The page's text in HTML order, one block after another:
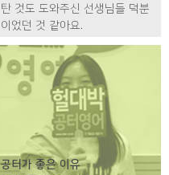
탄 것도 도와주신 선생님들 덕분
이었던 것 같아요.
공터가 좋은 이유